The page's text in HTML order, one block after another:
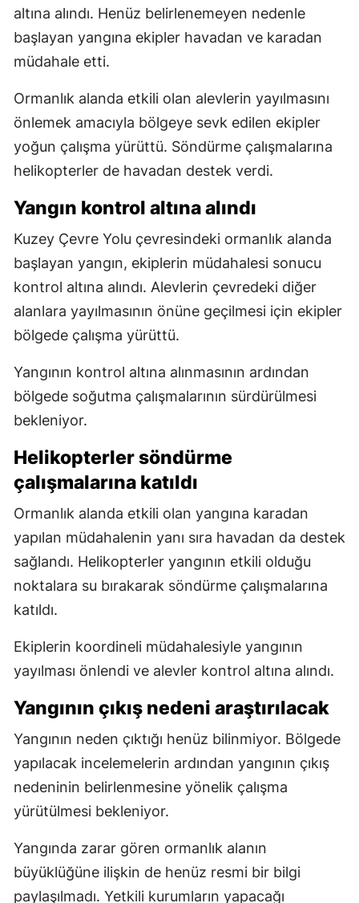
altına alındı. Henüz belirlenemeyen nedenle
başlayan yangına ekipler havadan ve karadan
müdahale etti.
Ormanlık alanda etkili olan alevlerin yayılmasını
önlemek amacıyla bölgeye sevk edilen ekipler
yoğun çalışma yürüttü. Söndürme çalışmalarına
helikopterler de havadan destek verdi.
Yangın kontrol altına alındı
Kuzey Çevre Yolu çevresindeki ormanlık alanda
başlayan yangın, ekiplerin müdahalesi sonucu
kontrol altına alındı. Alevlerin çevredeki diğer
alanlara yayılmasının önüne geçilmesi için ekipler
bölgede çalışma yürüttü.
Yangının kontrol altına alınmasının ardından
bölgede soğutma çalışmalarının sürdürülmesi
bekleniyor.
Helikopterler söndürme
çalışmalarına katıldı
Ormanlık alanda etkili olan yangına karadan
yapılan müdahalenin yanı sıra havadan da destek
sağlandı. Helikopterler yangının etkili olduğu
noktalara su bırakarak söndürme çalışmalarına
katıldı.
Ekiplerin koordineli müdahalesiyle yangının
yayılması önlendi ve alevler kontrol altına alındı.
Yangının çıkış nedeni araştırılacak
Yangının neden çıktığı henüz bilinmiyor. Bölgede
yapılacak incelemelerin ardından yangının çıkış
nedeninin belirlenmesine yönelik çalışma
yürütülmesi bekleniyor.
Yangında zarar gören ormanlık alanın
büyüklüğüne ilişkin de henüz resmi bir bilgi
paylaşılmadı. Yetkili kurumların yapacağı